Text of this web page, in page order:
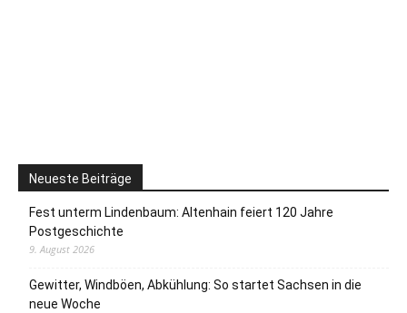
Neueste Beiträge
Fest unterm Lindenbaum: Altenhain feiert 120 Jahre
Postgeschichte
9. August 2026
Gewitter, Windböen, Abkühlung: So startet Sachsen in die
neue Woche